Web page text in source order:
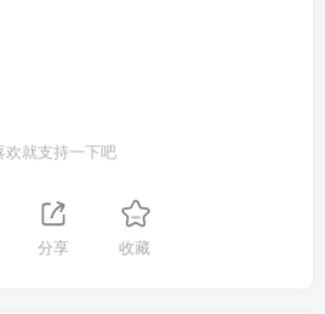
欢就支持一下吧
分享 收藏